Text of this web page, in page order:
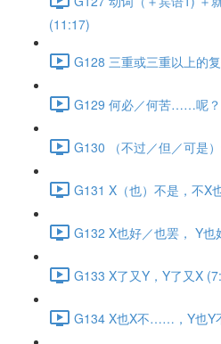
(11:17)
G128 三重或三重以上的
G129 何必／何苦……呢
G130 （不过／但／可是
G131 X（也）不是，不X
G132 X也好／也罢， Y也
G133 X了又Y，Y了又X
G134 X也X不……，Y也